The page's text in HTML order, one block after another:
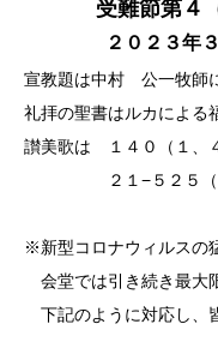
受難節第４
２０２３年
宣教題は中村 公一牧師
礼拝の聖書はルカによ
讃美歌は １４０（１、
２１−５２５
※新型コロナウィルスの
会堂では引き続き最大
下記のように対応し、